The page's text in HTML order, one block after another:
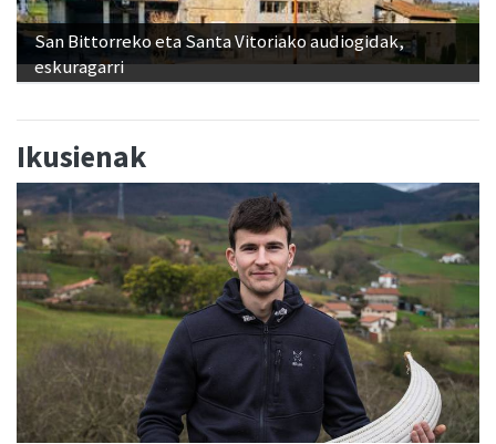
San Bittorreko eta Santa Vitoriako audiogidak,
eskuragarri
Ikusienak